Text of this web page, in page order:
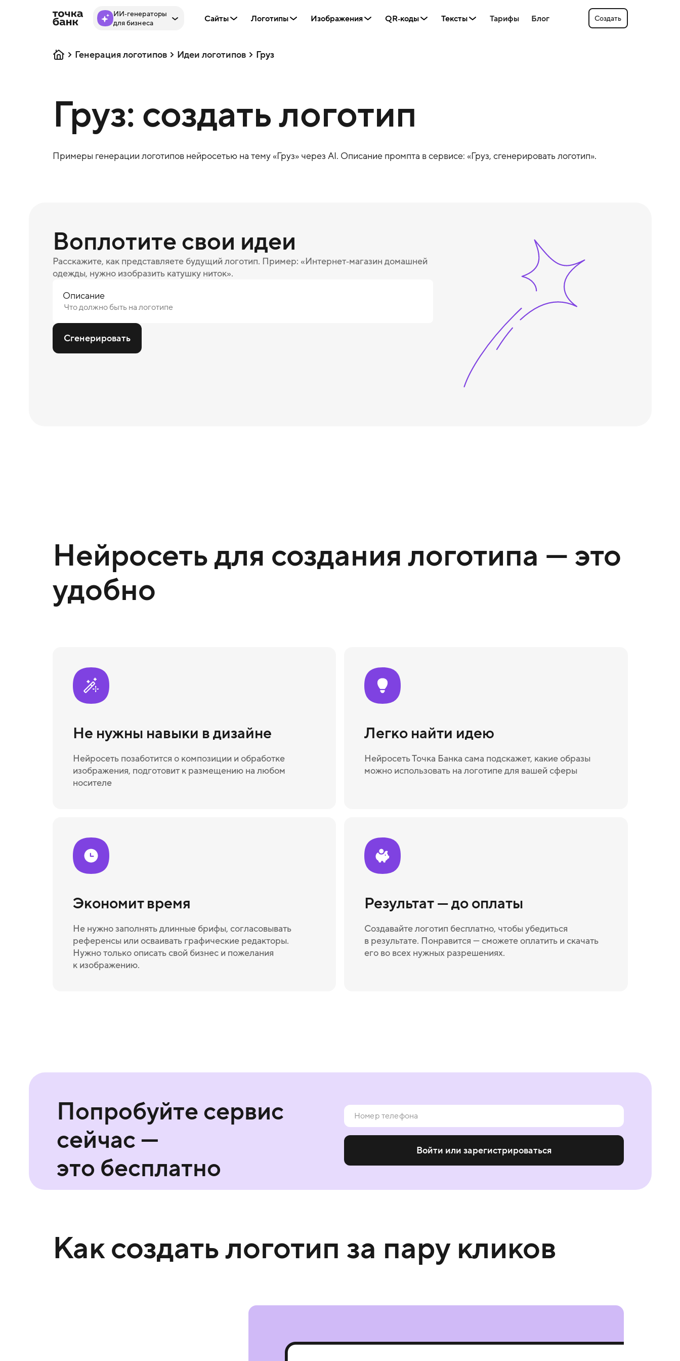
ИИ‑генераторы
для бизнеса
Сайты Логотипы Изображения QR‑коды Тексты Тарифы Блог Создать
Генерация логотипов Идеи логотипов Груз
Груз: создать логотип
Примеры генерации логотипов нейросетью на тему «Груз» через AI. Описание промпта в сервисе: «Груз, сгенерировать логотип».
Воплотите свои идеи
Расскажите, как представляете будущий логотип. Пример: «Интернет‑магазин домашней
одежды, нужно изобразить катушку ниток».
Описание
Сгенерировать
Нейросеть для создания логотипа — это
удобно
Не нужны навыки в дизайне
Нейросеть позаботится о композиции и обработке
изображения, подготовит к размещению на любом
носителе
Легко найти идею
Нейросеть Точка Банка сама подскажет, какие образы
можно использовать на логотипе для вашей сферы
Экономит время
Не нужно заполнять длинные брифы, согласовывать
референсы или осваивать графические редакторы.
Нужно только описать свой бизнес и пожелания
к изображению.
Результат — до оплаты
Создавайте логотип бесплатно, чтобы убедиться
в результате. Понравится — сможете оплатить и скачать
его во всех нужных разрешениях.
Попробуйте сервис
сейчас —
это бесплатно
Войти или зарегистрироваться
Как создать логотип за пару кликов